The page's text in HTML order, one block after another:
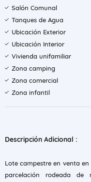
Salón Comunal
Tanques de Agua
Ubicación Exterior
Ubicación Interior
Vivienda unifamiliar
Zona camping
Zona comercial
Zona infantil
Descripción Adicional :
Lote campestre en venta
parcelación rodeada